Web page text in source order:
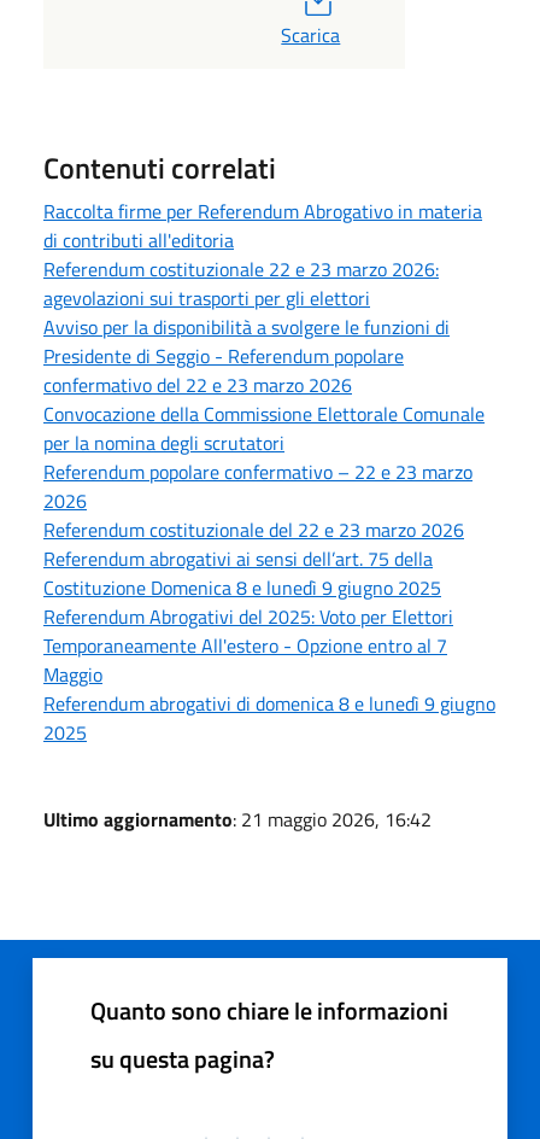
Scarica
Contenuti correlati
Raccolta firme per Referendum Abrogativo in materia
di contributi all'editoria
Referendum costituzionale 22 e 23 marzo 2026:
agevolazioni sui trasporti per gli elettori
Avviso per la disponibilità a svolgere le funzioni di
Presidente di Seggio - Referendum popolare
confermativo del 22 e 23 marzo 2026
Convocazione della Commissione Elettorale Comunale
per la nomina degli scrutatori
Referendum popolare confermativo – 22 e 23 marzo
2026
Referendum costituzionale del 22 e 23 marzo 2026
Referendum abrogativi ai sensi dell’art. 75 della
Costituzione Domenica 8 e lunedì 9 giugno 2025
Referendum Abrogativi del 2025: Voto per Elettori
Temporaneamente All'estero - Opzione entro al 7
Maggio
Referendum abrogativi di domenica 8 e lunedì 9 giugno
2025
Ultimo aggiornamento: 21 maggio 2026, 16:42
Quanto sono chiare le informazioni
su questa pagina?